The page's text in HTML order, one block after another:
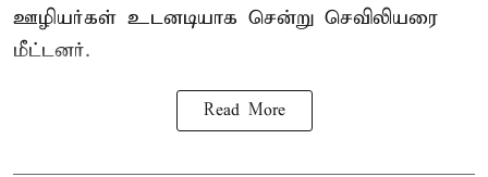
ஊழியர்கள் உடனடியாக சென்று செவிலியரை
மீட்டனர்.
Read More